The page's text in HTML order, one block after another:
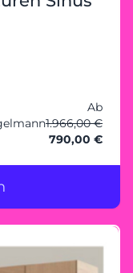
Ab
1.966,00 €
790,00 €